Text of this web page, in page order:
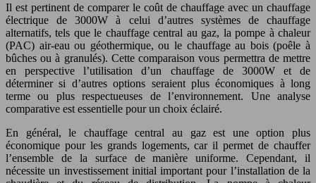
Il est pertinent de comparer le coût de chauffage avec un chauffage
électrique de 3000W à celui d’autres systèmes de chauffage
alternatifs, tels que le chauffage central au gaz, la pompe à chaleur
(PAC) air-eau ou géothermique, ou le chauffage au bois (poêle à
bûches ou à granulés). Cette comparaison vous permettra de mettre
en perspective l’utilisation d’un chauffage de 3000W et de
déterminer si d’autres options seraient plus économiques à long
terme ou plus respectueuses de l’environnement. Une analyse
comparative est essentielle pour un choix éclairé.
En général, le chauffage central au gaz est une option plus
économique pour les grands logements, car il permet de chauffer
l’ensemble de la surface de manière uniforme. Cependant, il
nécessite un investissement initial important pour l’installation de la